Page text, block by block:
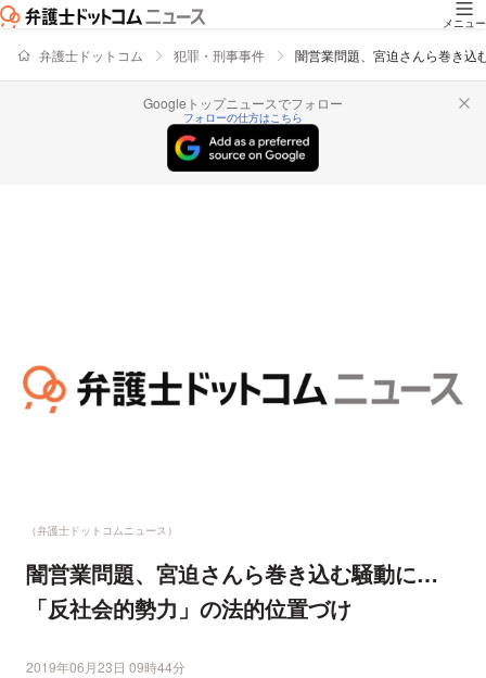
メニュー
弁護士ドットコム 犯罪・刑事事件 闇営業問題、宮迫さんら巻き
Googleトップニュースでフォロー
フォローの仕方はこちら
（弁護士ドットコムニュース）
闇営業問題、宮迫さんら巻き込む騒動に…
「反社会的勢力」の法的位置づけ
2019年06月23日 09時44分